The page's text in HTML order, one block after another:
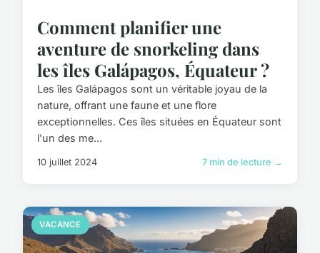
Comment planifier une
aventure de snorkeling dans
les îles Galápagos, Équateur ?
Les îles Galápagos sont un véritable joyau de la
nature, offrant une faune et une flore
exceptionnelles. Ces îles situées en Équateur sont
l'un des me...
10 juillet 2024 7 min de lecture →
VACANCE